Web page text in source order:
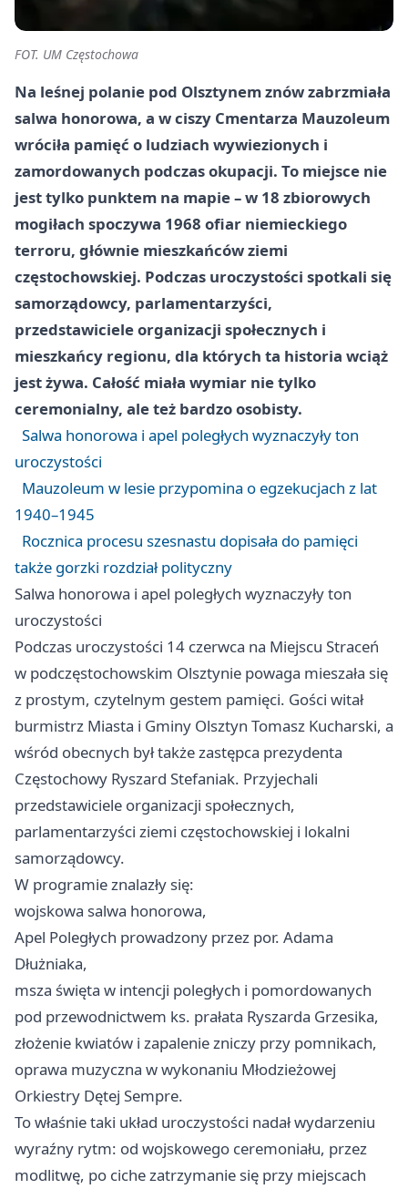
FOT. UM Częstochowa
Na leśnej polanie pod Olsztynem znów zabrzmiała
salwa honorowa, a w ciszy Cmentarza Mauzoleum
wróciła pamięć o ludziach wywiezionych i
zamordowanych podczas okupacji. To miejsce nie
jest tylko punktem na mapie – w 18 zbiorowych
mogiłach spoczywa 1968 ofiar niemieckiego
terroru, głównie mieszkańców ziemi
częstochowskiej. Podczas uroczystości spotkali się
samorządowcy, parlamentarzyści,
przedstawiciele organizacji społecznych i
mieszkańcy regionu, dla których ta historia wciąż
jest żywa. Całość miała wymiar nie tylko
ceremonialny, ale też bardzo osobisty.
Salwa honorowa i apel poległych wyznaczyły ton
uroczystości
Mauzoleum w lesie przypomina o egzekucjach z lat
1940–1945
Rocznica procesu szesnastu dopisała do pamięci
także gorzki rozdział polityczny
Salwa honorowa i apel poległych wyznaczyły ton
uroczystości
Podczas uroczystości 14 czerwca na Miejscu Straceń
w podczęstochowskim Olsztynie powaga mieszała się
z prostym, czytelnym gestem pamięci. Gości witał
burmistrz Miasta i Gminy Olsztyn Tomasz Kucharski, a
wśród obecnych był także zastępca prezydenta
Częstochowy Ryszard Stefaniak. Przyjechali
przedstawiciele organizacji społecznych,
parlamentarzyści ziemi częstochowskiej i lokalni
samorządowcy.
W programie znalazły się:
wojskowa salwa honorowa,
Apel Poległych prowadzony przez por. Adama
Dłużniaka,
msza święta w intencji poległych i pomordowanych
pod przewodnictwem ks. prałata Ryszarda Grzesika,
złożenie kwiatów i zapalenie zniczy przy pomnikach,
oprawa muzyczna w wykonaniu Młodzieżowej
Orkiestry Dętej Sempre.
To właśnie taki układ uroczystości nadał wydarzeniu
wyraźny rytm: od wojskowego ceremoniału, przez
modlitwę, po ciche zatrzymanie się przy miejscach